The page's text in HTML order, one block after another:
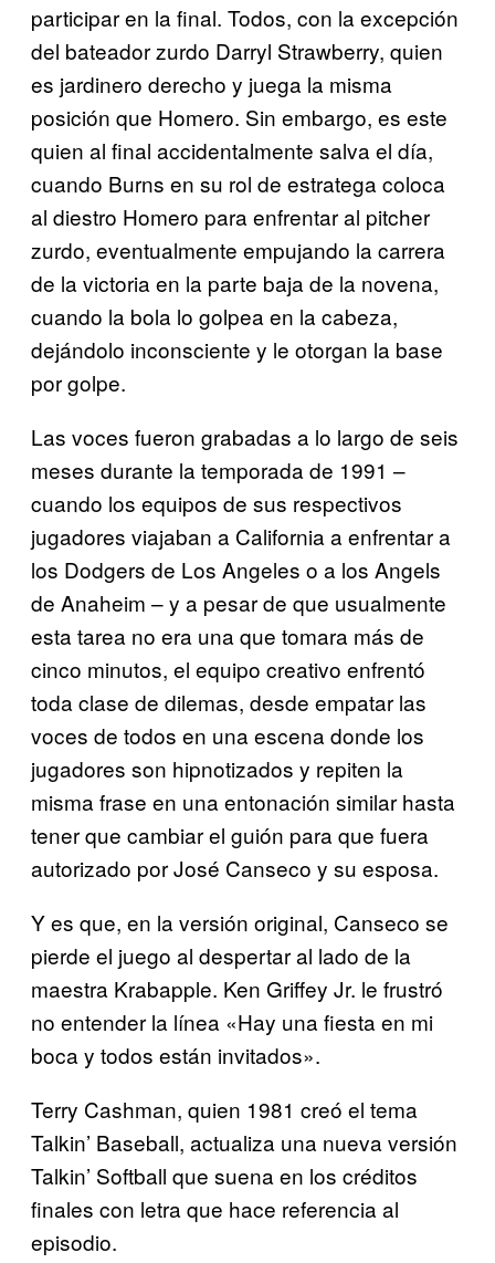
participar en la final. Todos, con la excepción
del bateador zurdo Darryl Strawberry, quien
es jardinero derecho y juega la misma
posición que Homero. Sin embargo, es este
quien al final accidentalmente salva el día,
cuando Burns en su rol de estratega coloca
al diestro Homero para enfrentar al pitcher
zurdo, eventualmente empujando la carrera
de la victoria en la parte baja de la novena,
cuando la bola lo golpea en la cabeza,
dejándolo inconsciente y le otorgan la base
por golpe.
Las voces fueron grabadas a lo largo de seis
meses durante la temporada de 1991 –
cuando los equipos de sus respectivos
jugadores viajaban a California a enfrentar a
los Dodgers de Los Angeles o a los Angels
de Anaheim – y a pesar de que usualmente
esta tarea no era una que tomara más de
cinco minutos, el equipo creativo enfrentó
toda clase de dilemas, desde empatar las
voces de todos en una escena donde los
jugadores son hipnotizados y repiten la
misma frase en una entonación similar hasta
tener que cambiar el guión para que fuera
autorizado por José Canseco y su esposa.
Y es que, en la versión original, Canseco se
pierde el juego al despertar al lado de la
maestra Krabapple. Ken Griffey Jr. le frustró
no entender la línea «Hay una fiesta en mi
boca y todos están invitados».
Terry Cashman, quien 1981 creó el tema
Talkin’ Baseball, actualiza una nueva versión
Talkin’ Softball que suena en los créditos
finales con letra que hace referencia al
episodio.